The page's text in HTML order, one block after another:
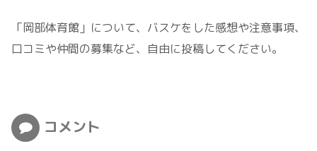
「岡部体育館」について、バスケをした感想や注意事項、
口コミや仲間の募集など、自由に投稿してください。
コメント